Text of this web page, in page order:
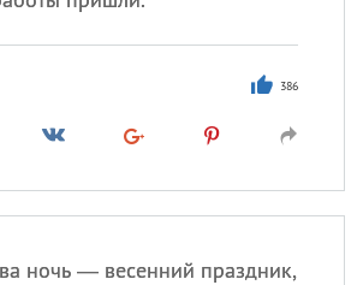
386
ночь — весенний праздник,